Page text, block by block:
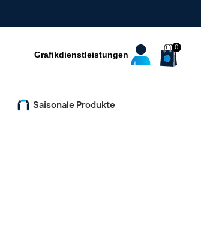
Grafikdienstleistungen
Saisonale Produkte